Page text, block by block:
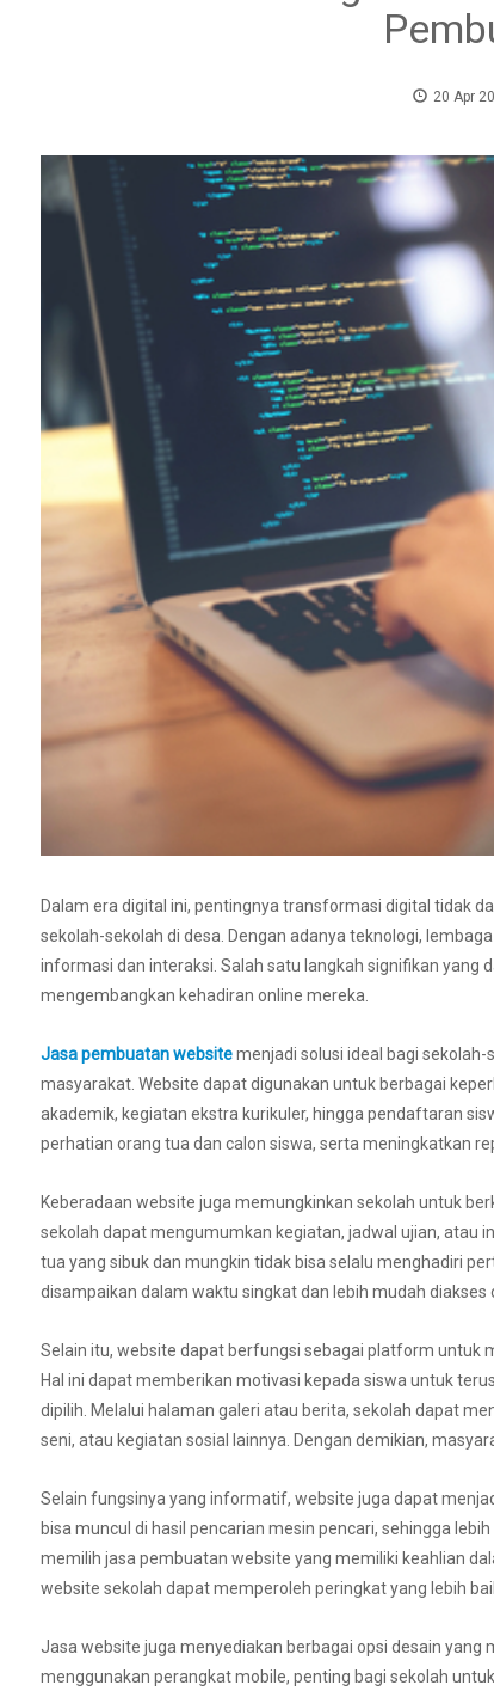
20 Apr
Dalam era digital ini, pentingnya transformasi digital tidak
sekolah-sekolah di desa. Dengan adanya teknologi,
informasi dan interaksi. Salah satu langkah signifikan yang
mengembangkan kehadiran online mereka.
Jasa pembuatan websitemenjadi solusi ideal bagi
masyarakat. Website dapat digunakan untuk berbagai
akademik, kegiatan ekstra kurikuler, hingga pendaftaran
perhatian orang tua dan calon siswa, serta meningkatkan
Keberadaan website juga memungkinkan sekolah untuk
sekolah dapat mengumumkan kegiatan, jadwal ujian, atau
tua yang sibuk dan mungkin tidak bisa selalu menghadiri
disampaikan dalam waktu singkat dan lebih mudah diakses
Selain itu, website dapat berfungsi sebagai platform untuk
Hal ini dapat memberikan motivasi kepada siswa untuk
dipilih. Melalui halaman galeri atau berita, sekolah dapat
seni, atau kegiatan sosial lainnya. Dengan demikian,
Selain fungsinya yang informatif, website juga dapat
bisa muncul di hasil pencarian mesin pencari, sehingga
memilih jasa pembuatan website yang memiliki keahlian
website sekolah dapat memperoleh peringkat yang lebih
Jasa website juga menyediakan berbagai opsi desain
menggunakan perangkat mobile, penting bagi sekolah